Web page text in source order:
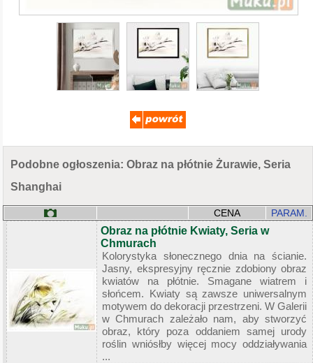
Podobne ogłoszenia: Obraz na płótnie Żurawie, Seria
Shanghai
CENA PARAM.
Obraz na płótnie Kwiaty, Seria w
Chmurach
Kolorystyka słonecznego dnia na ścianie.
Jasny, ekspresyjny ręcznie zdobiony obraz
kwiatów na płótnie. Smagane wiatrem i
słońcem. Kwiaty są zawsze uniwersalnym
motywem do dekoracji przestrzeni. W Galerii
w Chmurach zależało nam, aby stworzyć
obraz, który poza oddaniem samej urody
roślin wniósłby więcej mocy oddziaływania
...